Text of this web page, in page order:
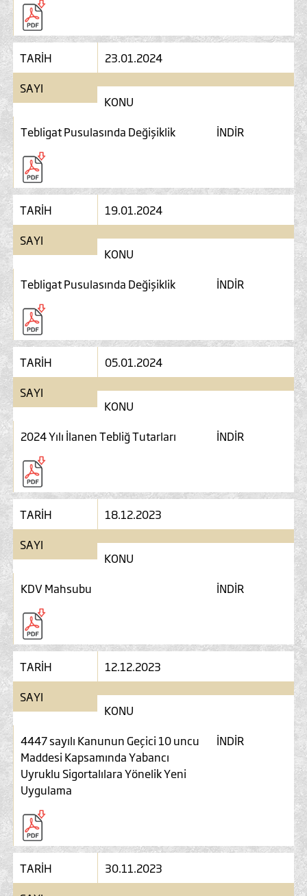
TARİH
23.01.2024
SAYI
KONU
Tebligat Pusulasında Değişiklik
İNDİR
TARİH
19.01.2024
SAYI
KONU
Tebligat Pusulasında Değişiklik
İNDİR
TARİH
05.01.2024
SAYI
KONU
2024 Yılı İlanen Tebliğ Tutarları
İNDİR
TARİH
18.12.2023
SAYI
KONU
KDV Mahsubu
İNDİR
TARİH
12.12.2023
SAYI
KONU
4447 sayılı Kanunun Geçici 10 uncu
Maddesi Kapsamında Yabancı
Uyruklu Sigortalılara Yönelik Yeni
Uygulama
İNDİR
TARİH
30.11.2023